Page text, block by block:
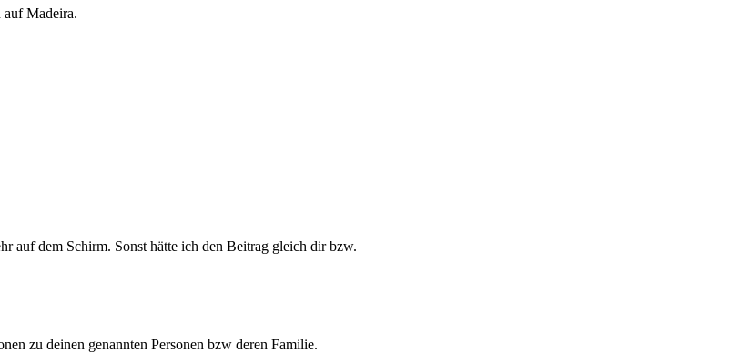
auf Madeira.
auf dem Schirm. Sonst hätte ich den Beitrag gleich dir bzw.
zu deinen genannten Personen bzw deren Familie.